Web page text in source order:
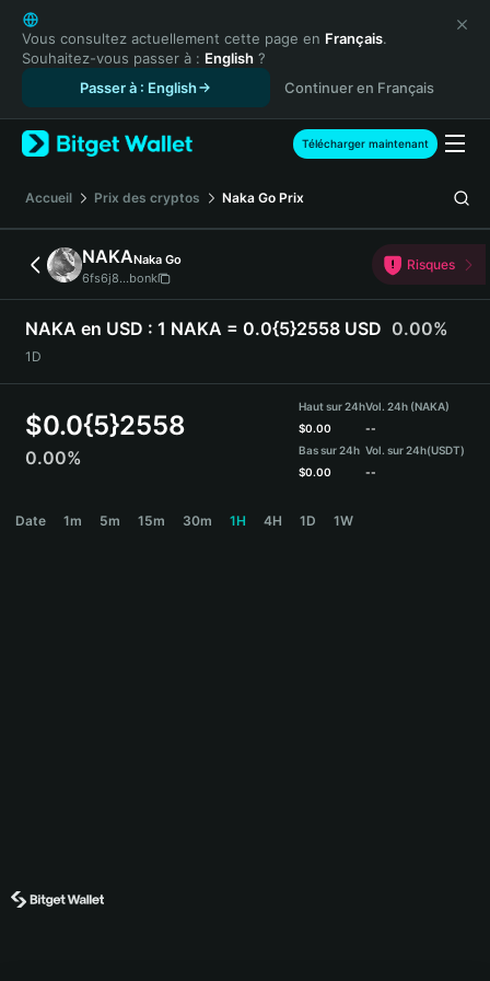
English
日本語
Tiếng Việt
Español (Latinoamérica)
Türkçe
Français
Deutsch
简体中文
繁體中文
Português (Portugal)
Bahasa Indonesia
ภาษาไทย
हिन्दी
Español
Português (Brasil)
Vous consultez actuellement cette page en Français.
Souhaitez-vous passer à : English ?
Passer à : English
Continuer en Français
Télécharger maintenant
Accueil Prix des cryptos Naka Go Prix
NAKANaka Go
6fs6j8...bonk
Risques
NAKA en USD : 1 NAKA = 0.0{5}2558 USD 0.00%
1D
$0.0{5}2558
0.00%
Haut sur 24h
$0.00
Bas sur 24h
$0.00
Vol. 24h (NAKA)
--
Vol. sur 24h(USDT)
--
Date 1m 5m 15m 30m 1H 4H 1D 1W